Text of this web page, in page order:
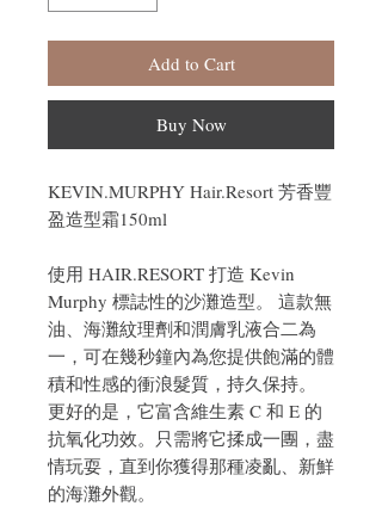
Add to Cart
Buy Now
KEVIN.MURPHY Hair.Resort 芳香豐
盈造型霜150ml
使用 HAIR.RESORT 打造 Kevin
Murphy 標誌性的沙灘造型。 這款無
油、海灘紋理劑和潤膚乳液合二為
一，可在幾秒鐘內為您提供飽滿的體
積和性感的衝浪髮質，持久保持。
更好的是，它富含維生素 C 和 E 的
抗氧化功效。只需將它揉成一團，盡
情玩耍，直到你獲得那種凌亂、新鮮
的海灘外觀。